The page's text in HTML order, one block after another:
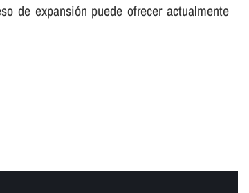
de expansión puede ofrecer actualmente